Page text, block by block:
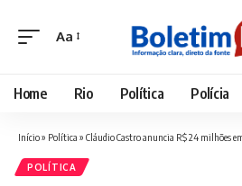
Font
Aa
Home Rio Política Polícia
Início» Política » Cláudio Castro anuncia R$ 24 milhões em
POLÍTICA